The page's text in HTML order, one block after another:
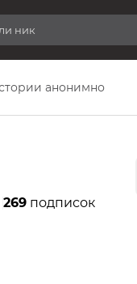
анонимно
269 подписок